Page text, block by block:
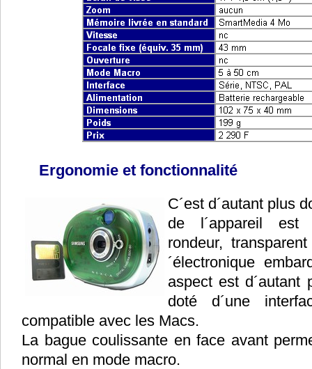
Ergonomie et fonctionnalité
C´est d´autant plus
de l´appareil est
rondeur,
´électronique
aspect est d´autant
doté d´une
compatible avec les Macs.
La bague coulissante en face avant
normal en mode macro.